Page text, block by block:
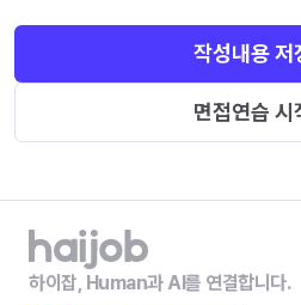
작성내용 저
면접연습 시
하이잡, Human과 AI를 연결합니다.